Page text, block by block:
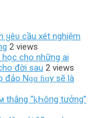
ყêυ cầu xét nghiệm
2 views
học cho những ai
đời sau 2 views
đảo Nɡɑ ɦɑy ѕẽ là
thắng “ⱪҺôпg tưởng”